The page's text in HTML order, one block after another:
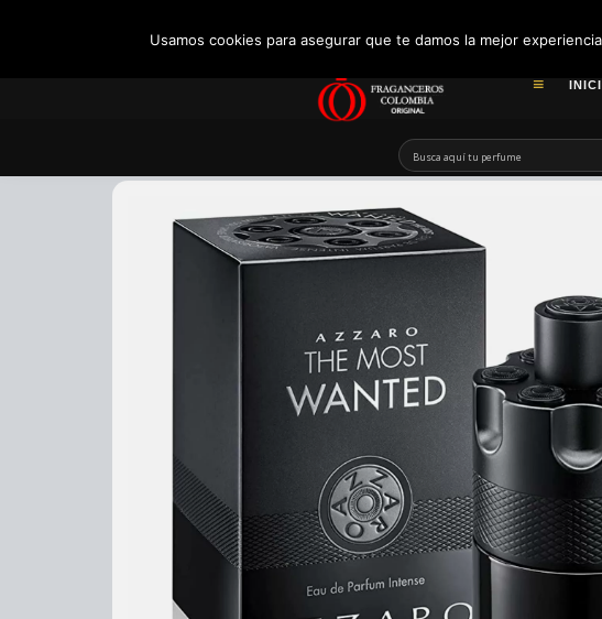
to
Usamos cookies para asegurar que te damos la mejor